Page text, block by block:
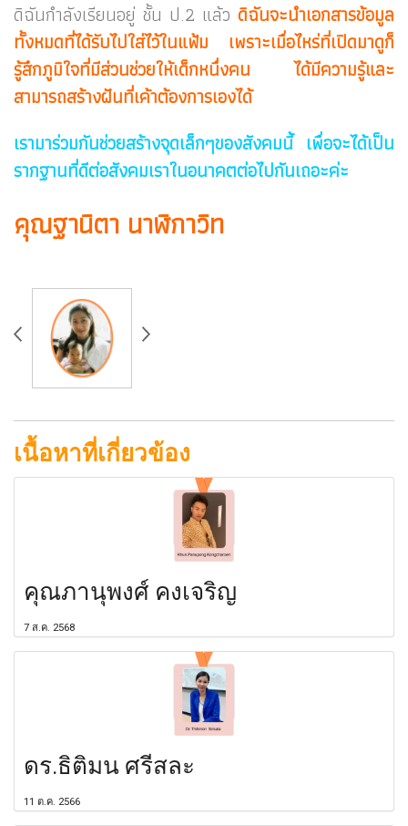
ดิฉันกำลังเรียนอยู่ ชั้น ป.2 แล้ว ดิฉันจะนำเอกสารข้อมูล
ทั้งหมดที่ได้รับไปใส่ไว้ในแฟ้ม เพราะเมื่อไหร่ที่เปิดมาดูก็
รู้สึกภูมิใจที่มีส่วนช่วยให้เด็กหนึ่งคน ได้มีความรู้และ
สามารถสร้างฝันที่เค้าต้องการเองได้
เรามาร่วมกันช่วยสร้างจุดเล็กๆของสังคมนี้ เพื่อจะได้เป็น
รากฐานที่ดีต่อสังคมเราในอนาคตต่อไปกันเถอะค่ะ
คุณฐานิตา นาฬิกาวิท
เนื้อหาที่เกี่ยวข้อง
คุณภานุพงศ์ คงเจริญ
7 ส.ค. 2568
ดร.ธิติมน ศรีสละ
11 ต.ค. 2566